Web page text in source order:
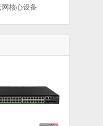
核心设备